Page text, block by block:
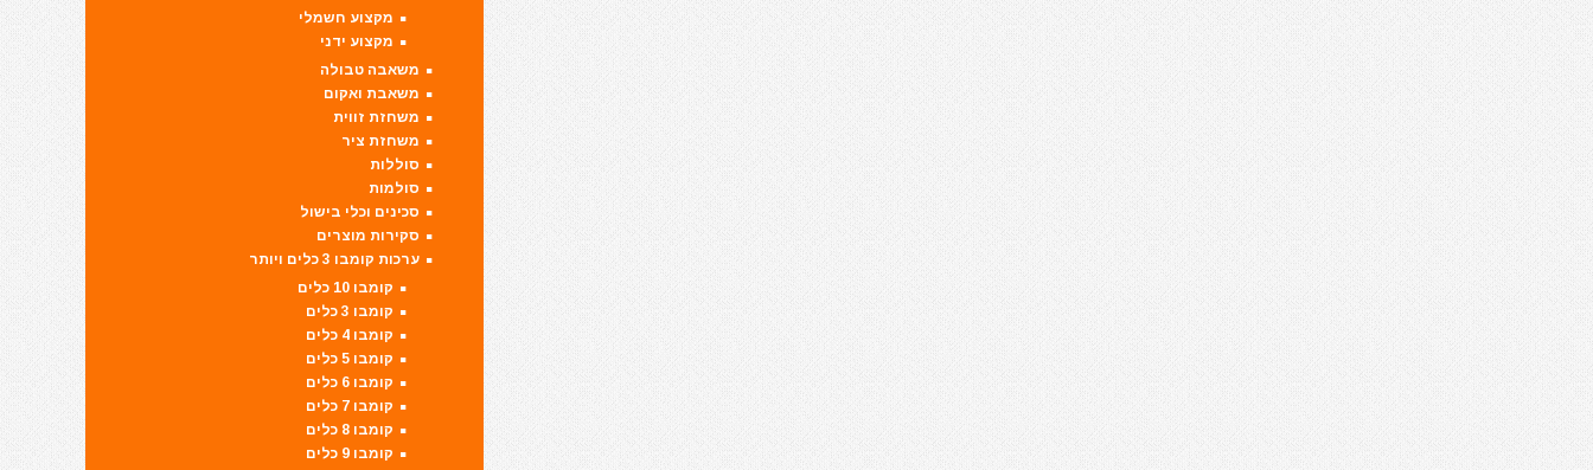
מקצוע חשמלי
מקצוע ידני
משאבה טבולה
משאבת ואקום
משחזת זווית
משחזת ציר
סוללות
סולמות
סכינים וכלי בישול
סקירות מוצרים
ערכות קומבו 3 כלים ויותר
קומבו 10 כלים
קומבו 3 כלים
קומבו 4 כלים
קומבו 5 כלים
קומבו 6 כלים
קומבו 7 כלים
קומבו 8 כלים
קומבו 9 כלים